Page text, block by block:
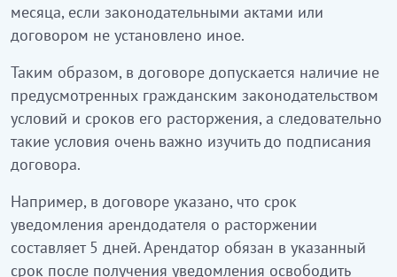
месяца, если законодательными актами или
договором не установлено иное.
Таким образом, в договоре допускается наличие не
предусмотренных гражданским законодательством
условий и сроков его расторжения, а следовательно
такие условия очень важно изучить до подписания
договора.
Например, в договоре указано, что срок
уведомления арендодателя о расторжении
составляет 5 дней. Арендатор обязан в указанный
срок после получения уведомления освободить